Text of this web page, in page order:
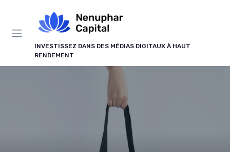
INVESTISSEZ DANS DES MÉDIAS DIGITAUX À HAUT
RENDEMENT